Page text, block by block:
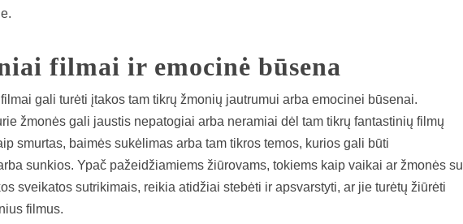
filmai ir emocinė būsena
gali turėti įtakos tam tikrų žmonių jautrumui arba emocinei būsenai.
žmonės gali jaustis nepatogiai arba neramiai dėl tam tikrų fantastinių filmų
smurtas, baimės sukėlimas arba tam tikros temos, kurios gali būti
sunkios. Ypač pažeidžiamiems žiūrovams, tokiems kaip vaikai ar žmonės su
sveikatos sutrikimais, reikia atidžiai stebėti ir apsvarstyti, ar jie turėtų žiūrėti
filmus.